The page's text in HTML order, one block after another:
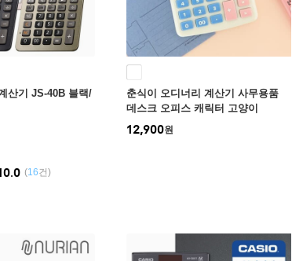
산기 JS-40B 블랙/
(16건)
춘식이 오디너리 계산기 사무용품
데스크 오피스 캐릭터 고양이
12,900원